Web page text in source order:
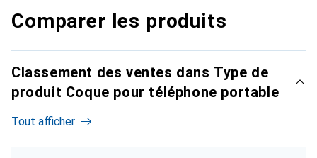
Comparer les produits
Classement des ventes dans Type de
produit Coque pour téléphone portable
Tout afficher